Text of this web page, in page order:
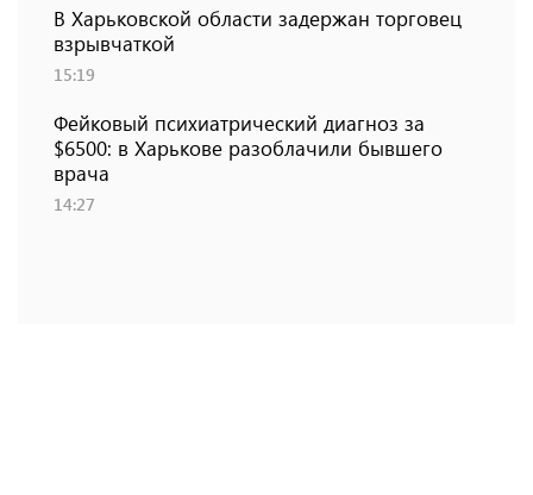
В Харьковской области задержан торговец
взрывчаткой
15:19
Фейковый психиатрический диагноз за
$6500: в Харькове разоблачили бывшего
врача
14:27